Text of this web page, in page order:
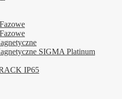
SIGMA Platinum
IP65